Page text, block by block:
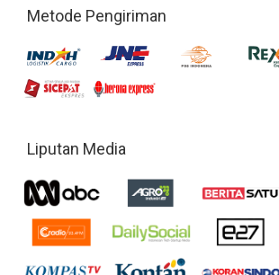
Metode Pengiriman
Liputan Media